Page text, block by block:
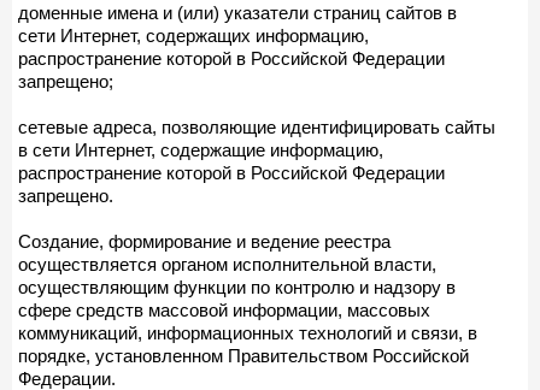
доменные имена и (или) указатели страниц сайтов в
сети Интернет, содержащих информацию,
распространение которой в Российской Федерации
запрещено;
сетевые адреса, позволяющие идентифицировать сайты
в сети Интернет, содержащие информацию,
распространение которой в Российской Федерации
запрещено.
Создание, формирование и ведение реестра
осуществляется органом исполнительной власти,
осуществляющим функции по контролю и надзору в
сфере средств массовой информации, массовых
коммуникаций, информационных технологий и связи, в
порядке, установленном Правительством Российской
Федерации.